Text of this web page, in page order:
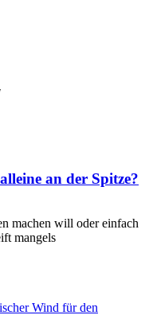
an der Spitze?
machen will oder einfach
mangels